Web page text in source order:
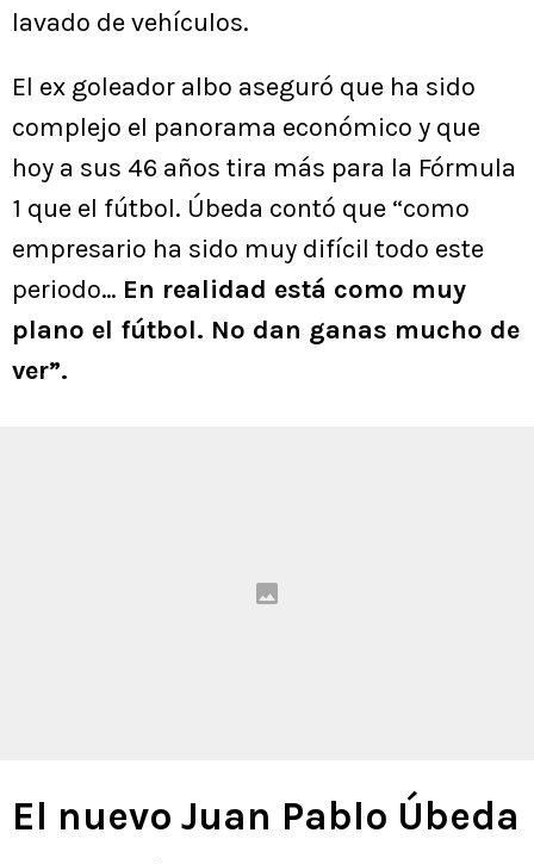
lavado de vehículos.
El ex goleador albo aseguró que ha sido
complejo el panorama económico y que
hoy a sus 46 años tira más para la Fórmula
1 que el fútbol. Úbeda contó que “como
empresario ha sido muy difícil todo este
periodo… En realidad está como muy
plano el fútbol. No dan ganas mucho de
ver”.
El nuevo Juan Pablo Úbeda